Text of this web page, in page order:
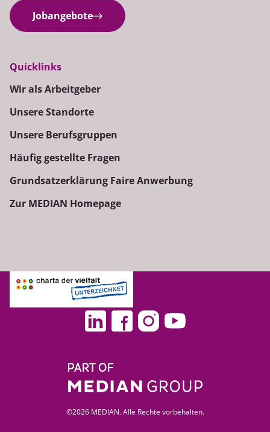
Jobangebote
Quicklinks
Wir als Arbeitgeber
Unsere Standorte
Unsere Berufsgruppen
Häufig gestellte Fragen
Grundsatzerklärung Faire Anwerbung
Zur MEDIAN Homepage
©2026 MEDIAN. Alle Rechte vorbehalten.